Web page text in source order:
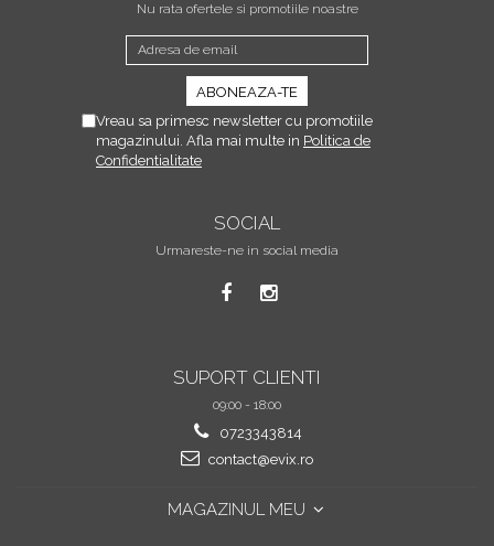
Nu rata ofertele si promotiile noastre
Vreau sa primesc newsletter cu promotiile
magazinului. Afla mai multe in Politica de
Confidentialitate
SOCIAL
Urmareste-ne in social media
SUPORT CLIENTI
09:00 - 18:00
0723343814
contact@evix.ro
MAGAZINUL MEU